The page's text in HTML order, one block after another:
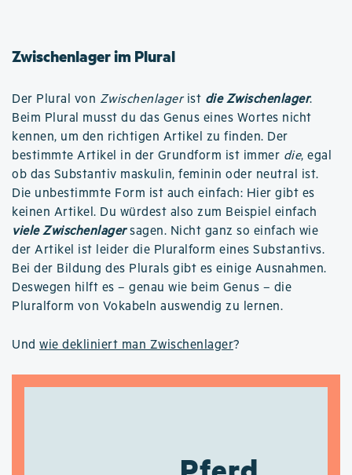
Zwischenlager im Plural
Der Plural von Zwischenlagerist die Zwischenlager.
Beim Plural musst du das Genus eines Wortes nicht
kennen, um den richtigen Artikel zu finden. Der
bestimmte Artikel in der Grundform ist immer die, egal
ob das Substantiv maskulin, feminin oder neutral ist.
Die unbestimmte Form ist auch einfach: Hier gibt es
keinen Artikel. Du würdest also zum Beispiel einfach
viele Zwischenlagersagen. Nicht ganz so einfach wie
der Artikel ist leider die Pluralform eines Substantivs.
Bei der Bildung des Plurals gibt es einige Ausnahmen.
Deswegen hilft es – genau wie beim Genus – die
Pluralform von Vokabeln auswendig zu lernen.
Und wie dekliniert man Zwischenlager?